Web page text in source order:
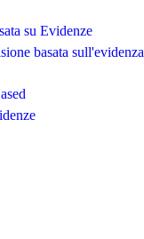
su Evidenze
basata sull'evidenza